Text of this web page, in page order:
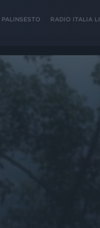
PALINSESTO RADIO ITALIA